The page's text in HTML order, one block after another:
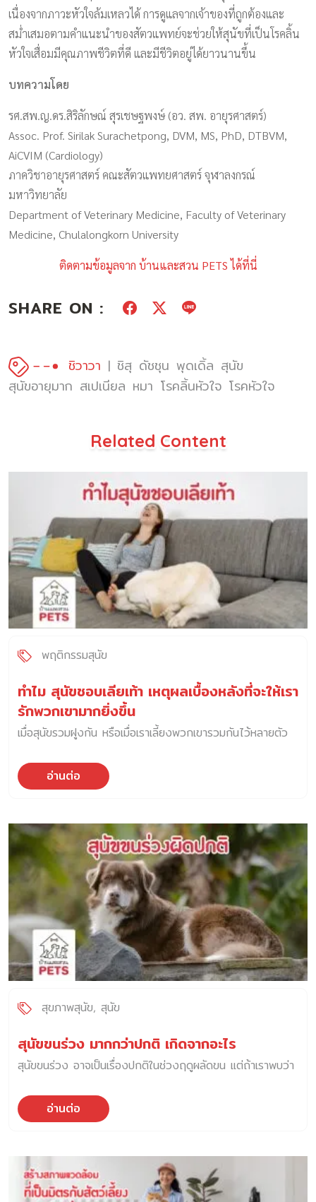
เนื่องจากภาวะหัวใจล้มเหลวได้ การดูแลจากเจ้าของที่ถูกต้องและ
สม่ำเสมอตามคำแนะนำของสัตวแพทย์จะช่วยให้สุนัขที่เป็นโรคลิ้น
หัวใจเสื่อมมีคุณภาพชีวิตที่ดี และมีชีวิตอยู่ได้ยาวนานขึ้น
บทความโดย
รศ.สพ.ญ.ดร.สิริลักษณ์ สุรเชษฐพงษ์ (อว. สพ. อายุรศาสตร์)
Assoc. Prof. Sirilak Surachetpong, DVM, MS, PhD, DTBVM,
AiCVIM (Cardiology)
ภาควิชาอายุรศาสตร์ คณะสัตวแพทยศาสตร์​ จุฬาลงกรณ์
มหาวิทยาลัย
Department of Veterinary Medicine, Faculty of Veterinary
Medicine, Chulalongkorn University
ติดตามข้อมูลจาก บ้านและสวน PETS ได้ที่นี่
SHARE ON :
ชิวาวา ชิสุ ดัชชุน พุดเดิ้ล สุนัข
สุนัขอายุมาก สเปเนียล หมา โรคลิ้นหัวใจ โรคหัวใจ
Related Content
พฤติกรรมสุนัข
ทำไม สุนัขชอบเลียเท้า เหตุผลเบื้องหลังที่จะให้เรา
รักพวกเขามากยิ่งขึ้น
เมื่อสุนัขรวมฝูงกัน หรือเมื่อเราเลี้ยงพวกเขารวมกันไว้หลายตัว
อ่านต่อ
สุขภาพสุนัข สุนัข
สุนัขขนร่วง มากกว่าปกติ เกิดจากอะไร
สุนัขขนร่วง อาจเป็นเรื่องปกติในช่วงฤดูผลัดขน แต่ถ้าเราพบว่า
อ่านต่อ